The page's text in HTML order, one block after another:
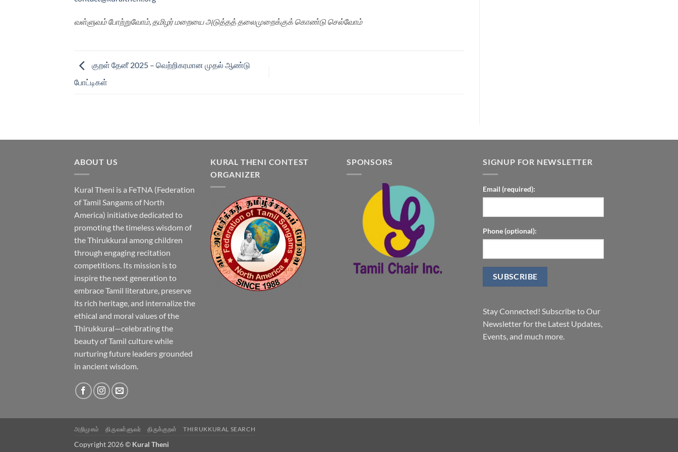
வள்ளுவம் போற்றுவோம், தமிழர் மறையை அடுத்தத் தலைமுறைக்குக் கொண்டு செல்வோம்
குறள் தேனீ 2025 – வெற்றிகரமான முதல் ஆண்டு
போட்டிகள்
ABOUT US
Kural Theni is a FeTNA (Federation
of Tamil Sangams of North
America) initiative dedicated to
promoting the timeless wisdom of
the Thirukkural among children
through engaging recitation
competitions. Its mission is to
inspire the next generation to
embrace Tamil literature, preserve
its rich heritage, and internalize the
ethical and moral values of the
Thirukkural—celebrating the
beauty of Tamil culture while
nurturing future leaders grounded
in ancient wisdom.
KURAL THENI CONTEST
ORGANIZER
SPONSORS SIGNUP FOR NEWSLETTER
Email (required):
Phone (optional):
Stay Connected! Subscribe to Our
Newsletter for the Latest Updates,
Events, and much more.
அறிமுகம் திருவள்ளுவர் திருக்குறள் THIRUKKURAL SEARCH
Copyright 2026 © Kural Theni